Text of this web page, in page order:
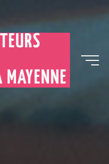
MAYENNE